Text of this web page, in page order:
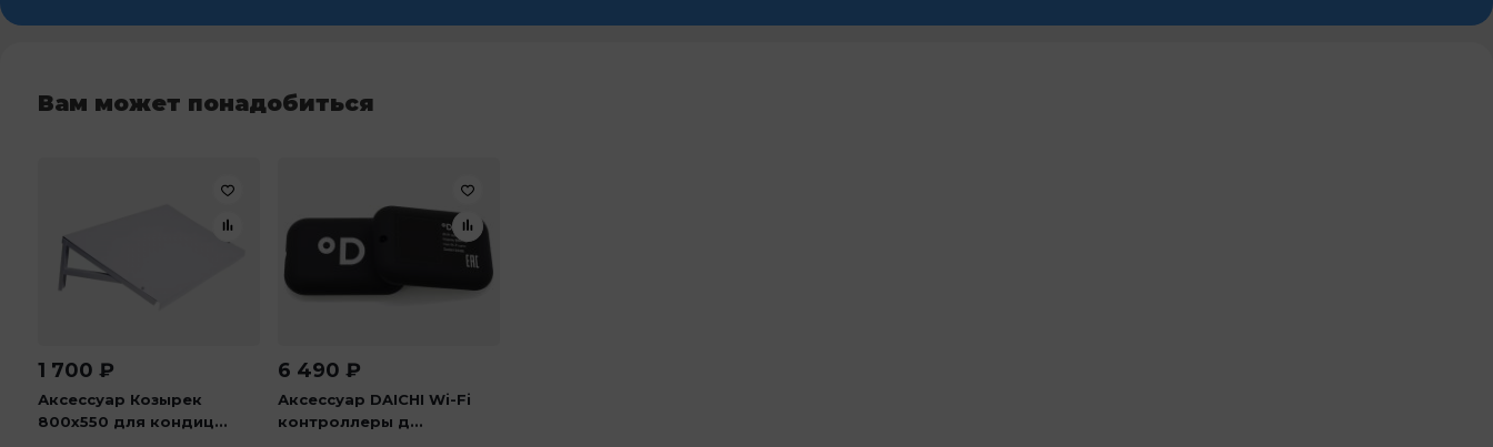
Вам может понадобиться
1 700 ₽
Аксессуар Козырек
800х550 для кондиц...
6 490 ₽
Аксессуар DAICHI Wi-Fi
контроллеры д...